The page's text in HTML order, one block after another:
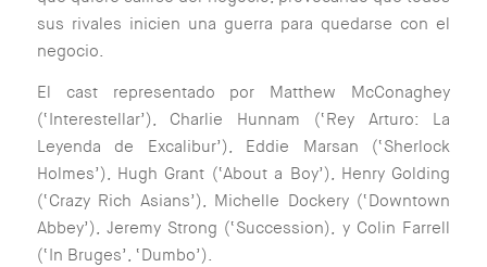
sus rivales inicien una guerra para quedarse con el
negocio.
El cast representado por Matthew McConaghey
(‘Interestellar’), Charlie Hunnam (‘Rey Arturo: La
Leyenda de Excalibur’), Eddie Marsan (‘Sherlock
Holmes’), Hugh Grant (‘About a Boy’), Henry Golding
(‘Crazy Rich Asians’), Michelle Dockery (‘Downtown
Abbey’), Jeremy Strong (‘Succession), y Colin Farrell
(‘In Bruges’, ‘Dumbo’).